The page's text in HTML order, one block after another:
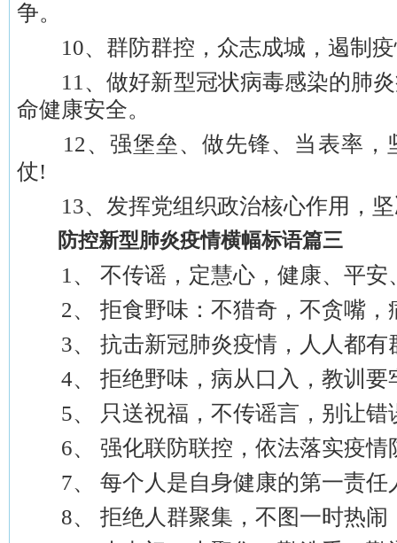
争。
10、群防群控，众志成城，遏制疫
11、做好新型冠状病毒感染的肺炎
命健康安全。
12、强堡垒、做先锋、当表率，
仗!
13、发挥党组织政治核心作用，坚
防控新型肺炎疫情横幅标语篇三
1、 不传谣，定慧心，健康、平安
2、 拒食野味：不猎奇，不贪嘴，
3、 抗击新冠肺炎疫情，人人都有
4、 拒绝野味，病从口入，教训要
5、 只送祝福，不传谣言，别让错
6、 强化联防联控，依法落实疫情
7、 每个人是自身健康的第一责任
8、 拒绝人群聚集，不图一时热闹